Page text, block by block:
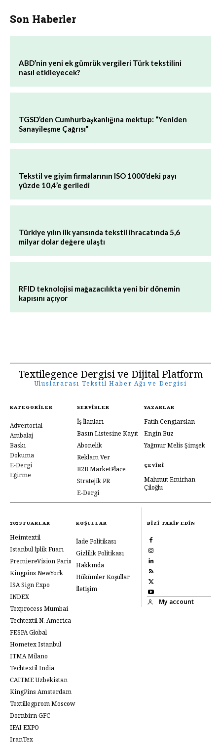
Son Haberler
ABD’nin yeni ek gümrük vergileri Türk tekstilini
nasıl etkileyecek?
TGSD’den Cumhurbaşkanlığına mektup: “Yeniden
Sanayileşme Çağrısı”
Tekstil ve giyim firmalarının ISO 1000’deki payı
yüzde 10,4’e geriledi
Türkiye yılın ilk yarısında tekstil ihracatında 5,6
milyar dolar değere ulaştı
RFID teknolojisi mağazacılıkta yeni bir dönemin
kapısını açıyor
Textilegence Dergisi ve Dijital Platform
Uluslararası Tekstil Haber Ağı ve Dergisi
KATEGORILER
Advertorial
Ambalaj
Baskı
Dokuma
E-Dergi
Eğirme
SERVISLER
İş İlanları
Basın Listesine Kayıt
Abonelik
Reklam Ver
B2B MarketPlace
Stratejik PR
E-Dergi
YAZARLAR
Fatih Cengiarslan
Engin Buz
Yağmur Melis Şimşek
ÇEVIRI
Mahmut Emirhan
Çiloğlu
2023 FUARLAR
Heimtextil
Istanbul İplik Fuarı
PremiereVision Paris
Kingpins NewYork
ISA Sign Expo
INDEX
Texprocess Mumbai
Techtextil N. America
FESPA Global
Hometex Istanbul
ITMA Milano
Techtextil India
CAITME Uzbekistan
KingPins Amsterdam
Textillegprom Moscow
Dornbirn GFC
IFAI EXPO
IranTex
KOŞULLAR
İade Politikası
Gizlilik Politikası
Hakkında
Hükümler Koşullar
İletişim
BIZI TAKIP EDIN
My account